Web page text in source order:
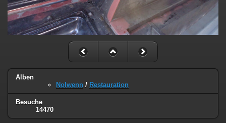
Alben
Nolwenn / Restauration
Besuche
14470